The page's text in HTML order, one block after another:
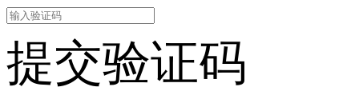
提交验证码